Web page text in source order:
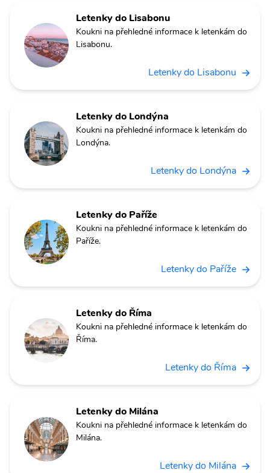
Letenky do Lisabonu
Koukni na přehledné informace k letenkám do
Lisabonu.
Letenky do Lisabonu
Letenky do Londýna
Koukni na přehledné informace k letenkám do
Londýna.
Letenky do Londýna
Letenky do Paříže
Koukni na přehledné informace k letenkám do
Paříže.
Letenky do Paříže
Letenky do Říma
Koukni na přehledné informace k letenkám do
Říma.
Letenky do Říma
Letenky do Milána
Koukni na přehledné informace k letenkám do
Milána.
Letenky do Milána